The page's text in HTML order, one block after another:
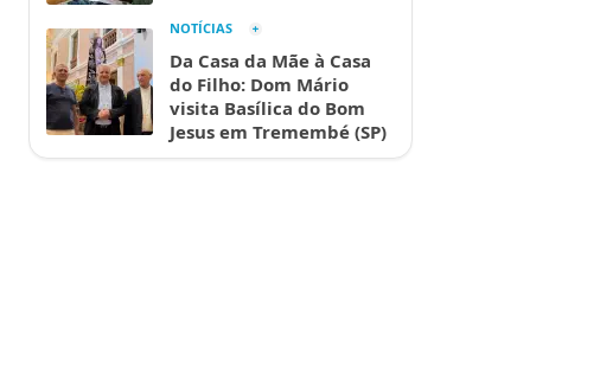
NOTÍCIAS
Da Casa da Mãe à Casa
do Filho: Dom Mário
visita Basílica do Bom
Jesus em Tremembé (SP)